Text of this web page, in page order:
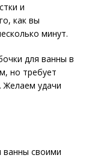
и
как вы
минут.
для ванны в
но требует
Желаем удачи
своими